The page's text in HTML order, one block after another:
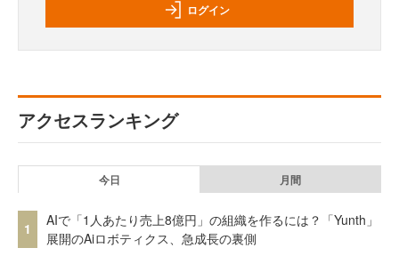
ログイン
アクセスランキング
今日 月間
1
AIで「1人あたり売上8億円」の組織を作るには？「Yunth」
展開のAiロボティクス、急成長の裏側